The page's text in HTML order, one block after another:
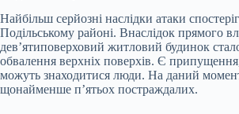
Найбільш серйозні наслідки атаки
Подільському районі. Внаслідок прямого
дев’ятиповерховий житловий будинок
обвалення верхніх поверхів. Є
можуть знаходитися люди. На даний
щонайменше п’ятьох постраждалих.